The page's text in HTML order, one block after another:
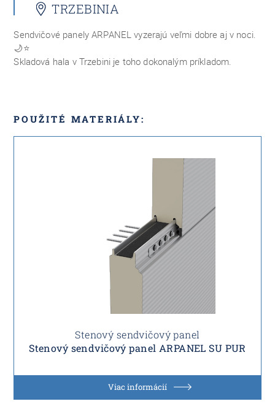
TRZEBINIA
Sendvičové panely ARPANEL vyzerajú veľmi dobre aj v noci.
🌙⭐
Skladová hala v Trzebini je toho dokonalým príkladom.
POUŽITÉ MATERIÁLY:
Stenový sendvičový panel
Stenový sendvičový panel ARPANEL SU PUR
Viac informácií